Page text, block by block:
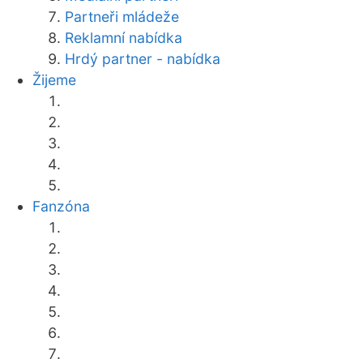
Partneři mládeže
Reklamní nabídka
Hrdý partner - nabídka
Žijeme
Fanzóna